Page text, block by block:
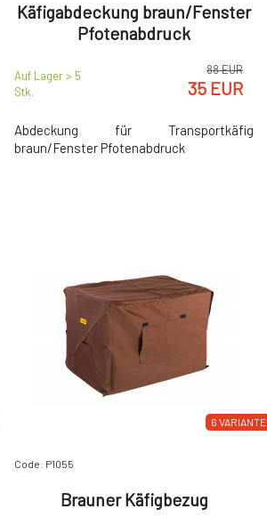
Käfigabdeckung braun/Fenster
Pfotenabdruck
Auf Lager > 5
Stk.
88 EUR
35 EUR
Abdeckung für Transportkäfig
braun/Fenster Pfotenabdruck
6 VARIANTE
Code: P1055
Brauner Käfigbezug